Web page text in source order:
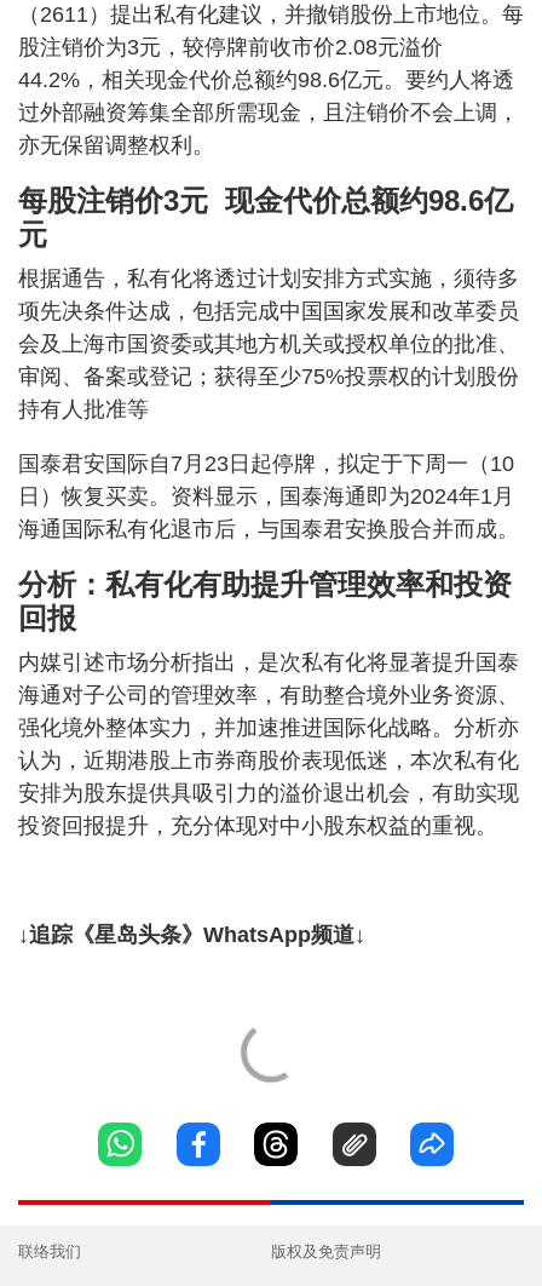
（2611）提出私有化建议，并撤销股份上市地位。每
股注销价为3元，较停牌前收市价2.08元溢价
44.2%，相关现金代价总额约98.6亿元。要约人将透
过外部融资筹集全部所需现金，且注销价不会上调，
亦无保留调整权利。
每股注销价3元 现金代价总额约98.6亿
元
根据通告，私有化将透过计划安排方式实施，须待多
项先决条件达成，包括完成中国国家发展和改革委员
会及上海市国资委或其地方机关或授权单位的批准、
审阅、备案或登记；获得至少75%投票权的计划股份
持有人批准等
国泰君安国际自7月23日起停牌，拟定于下周一（10
日）恢复买卖。资料显示，国泰海通即为2024年1月
海通国际私有化退市后，与国泰君安换股合并而成。
分析：私有化有助提升管理效率和投资
回报
内媒引述市场分析指出，是次私有化将显著提升国泰
海通对子公司的管理效率，有助整合境外业务资源、
强化境外整体实力，并加速推进国际化战略。分析亦
认为，近期港股上市券商股价表现低迷，本次私有化
安排为股东提供具吸引力的溢价退出机会，有助实现
投资回报提升，充分体现对中小股东权益的重视。
↓追踪《星岛头条》WhatsApp频道↓
联络我们 版权及免责声明